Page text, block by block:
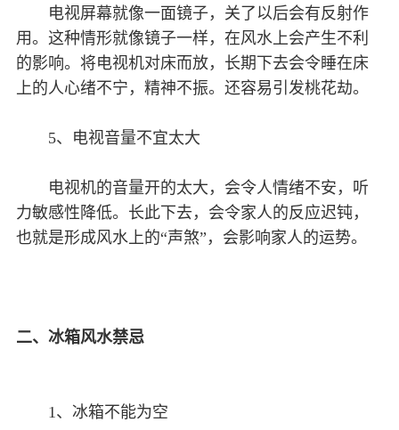
电视屏幕就像一面镜子，关了以后会有反射作
用。这种情形就像镜子一样，在风水上会产生不利
的影响。将电视机对床而放，长期下去会令睡在床
上的人心绪不宁，精神不振。还容易引发桃花劫。
5、电视音量不宜太大
电视机的音量开的太大，会令人情绪不安，听
力敏感性降低。长此下去，会令家人的反应迟钝，
也就是形成风水上的“声煞”，会影响家人的运势。
二、冰箱风水禁忌
1、冰箱不能为空